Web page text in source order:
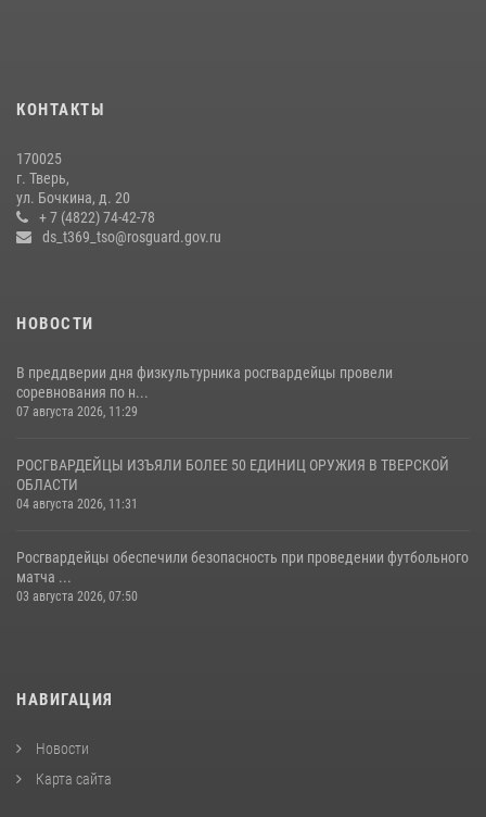
Представители Росгвардии провели спортивно — патриотическое
мероприятие для воспитанников летнего лагеря в Тверской области
(видео)
22 июля 2026, 07:28 4 1
КОНТАКТЫ
170025
г. Тверь,
ул. Бочкина, д. 20
+ 7 (4822) 74-42-78
ds_t369_tso@rosguard.gov.ru
НОВОСТИ
В преддверии дня физкультурника росгвардейцы провели
соревнования по н...
07 августа 2026, 11:29
РОСГВАРДЕЙЦЫ ИЗЪЯЛИ БОЛЕЕ 50 ЕДИНИЦ ОРУЖИЯ В ТВЕРСКОЙ
ОБЛАСТИ
04 августа 2026, 11:31
Росгвардейцы обеспечили безопасность при проведении футбольного
матча ...
03 августа 2026, 07:50
НАВИГАЦИЯ
Новости
Карта сайта